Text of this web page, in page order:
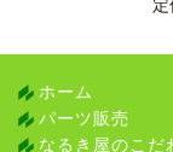
ホーム
パーツ販売
なるき屋のこだ